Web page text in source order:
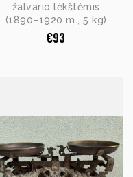
žalvario lėkštėmis
(1890–1920 m., 5 kg)
€93